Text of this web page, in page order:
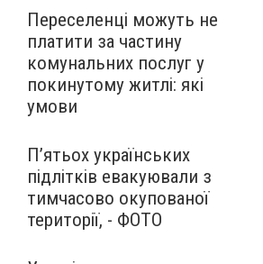
Переселенці можуть не
платити за частину
комунальних послуг у
покинутому житлі: які
умови
П’ятьох українських
підлітків евакуювали з
тимчасово окупованої
території, - ФОТО